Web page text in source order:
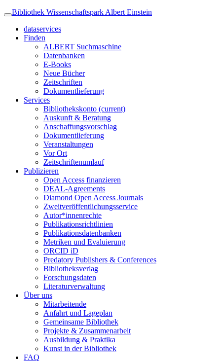
Bibliothek Wissenschaftspark Albert Einstein
dataservices
Finden
ALBERT Suchmaschine
Datenbanken
E-Books
Neue Bücher
Zeitschriften
Dokumentlieferung
Services
Bibliothekskonto (current)
Auskunft & Beratung
Anschaffungsvorschlag
Dokumentlieferung
Veranstaltungen
Vor Ort
Zeitschriftenumlauf
Publizieren
Open Access finanzieren
DEAL-Agreements
Diamond Open Access Journals
Zweitveröffentlichungsservice
Autor*innenrechte
Publikationsrichtlinien
Publikationsdatenbanken
Metriken und Evaluierung
ORCID iD
Predatory Publishers & Conferences
Bibliotheksverlag
Forschungsdaten
Literaturverwaltung
Über uns
Mitarbeitende
Anfahrt und Lageplan
Gemeinsame Bibliothek
Projekte & Zusammenarbeit
Ausbildung & Praktika
Kunst in der Bibliothek
FAQ